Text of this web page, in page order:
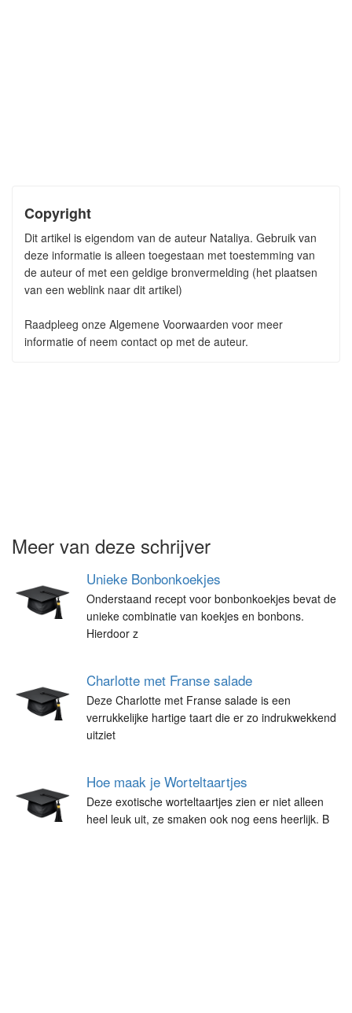
Copyright
Dit artikel is eigendom van de auteur Nataliya. Gebruik van
deze informatie is alleen toegestaan met toestemming van
de auteur of met een geldige bronvermelding (het plaatsen
van een weblink naar dit artikel)
Raadpleeg onze Algemene Voorwaarden voor meer
informatie of neem contact op met de auteur.
Meer van deze schrijver
Unieke Bonbonkoekjes
Onderstaand recept voor bonbonkoekjes bevat de
unieke combinatie van koekjes en bonbons.
Hierdoor z
Charlotte met Franse salade
Deze Charlotte met Franse salade is een
verrukkelijke hartige taart die er zo indrukwekkend
uitziet
Hoe maak je Worteltaartjes
Deze exotische worteltaartjes zien er niet alleen
heel leuk uit, ze smaken ook nog eens heerlijk. B